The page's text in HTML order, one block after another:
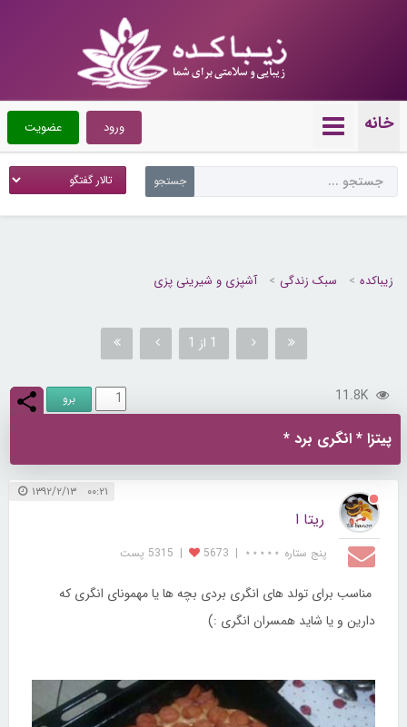
خانه عضویت ورود
زیباکده سبک زندگی آشپزی و شیرینی پزی
1 از 1
11.8K
پیتزا * انگری برد *
۰۰:۲۱ ۱۳۹۲/۲/۱۳
ریتا ا
پنج ستاره ⋆⋆⋆⋆⋆ |
5673
| 5315 پست
مناسب برای تولد های انگری بردی بچه ها یا مهمونای انگری که
دارین و یا شاید همسران انگری :)